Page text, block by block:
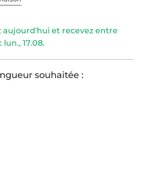
aujourd'hui et recevez entre
lun., 17.08.
souhaitée :